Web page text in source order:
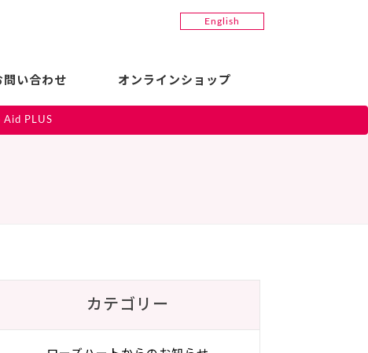
問い合わせ オンラインショップ
English
PLUS
カテゴリー